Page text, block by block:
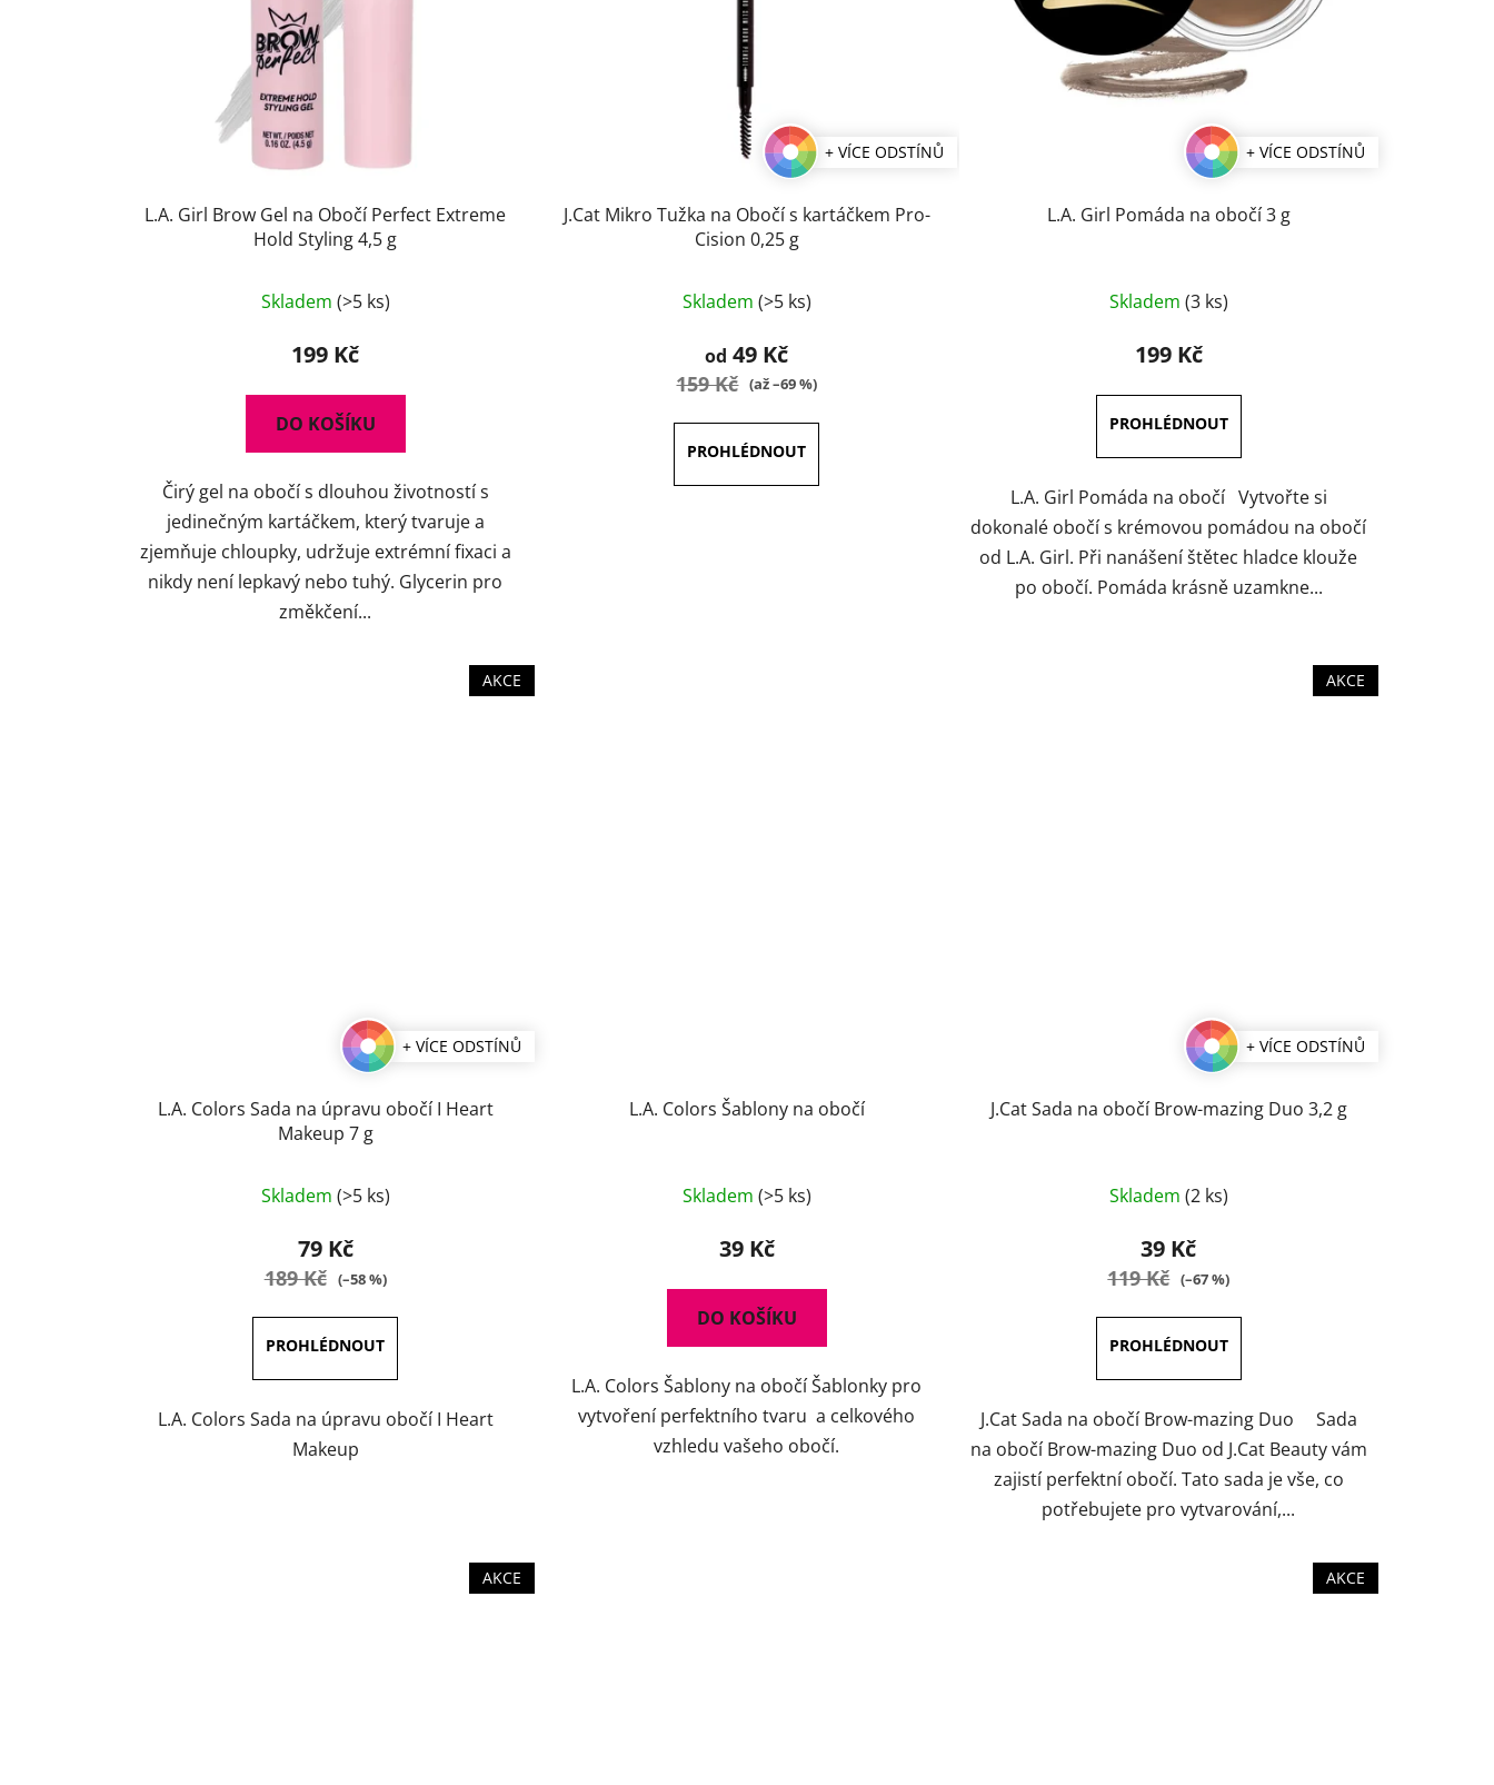
L.A. Girl Brow Gel na Obočí Perfect Extreme
Hold Styling 4,5 g
hodnocení
produktu
4,5
z
hvězdiček.
Skladem (>5 ks)
199 Kč
DO KOŠÍKU
Čirý gel na obočí s dlouhou životností s
jedinečným kartáčkem, který tvaruje a
zjemňuje chloupky, udržuje extrémní fixaci a
nikdy není lepkavý nebo tuhý. Glycerin pro
změkčení...
+ VÍCE ODSTÍNŮ
J.Cat Mikro Tužka na Obočí s kartáčkem Pro-
Cision 0,25 g
hodnocení
produktu
5
hvězdiček.
Skladem (>5 ks)
od 49 Kč
159 Kč (až –69 %)
+ VÍCE ODSTÍNŮ
L.A. Girl Pomáda na obočí 3 g
hodnocení
produktu
5,0
z
5
hvězdiček.
Skladem (3 ks)
199 Kč
L.A. Girl Pomáda na obočí Vytvořte si
dokonalé obočí s krémovou pomádou na obočí
od L.A. Girl. Při nanášení štětec hladce klouže
po obočí. Pomáda krásně uzamkne...
AKCE
+ VÍCE ODSTÍNŮ
L.A. Colors Sada na úpravu obočí I Heart
Makeup 7 g
hodnocení
produktu
je
5
hvězdiček.
Skladem (>5 ks)
79 Kč
189 Kč (–58 %)
L.A. Colors Sada na úpravu obočí I Heart
Makeup
L.A. Colors Šablony na obočí
Skladem (>5 ks)
39 Kč
DO KOŠÍKU
L.A. Colors Šablony na obočí Šablonky pro
vytvoření perfektního tvaru a celkového
vzhledu vašeho obočí.
AKCE
+ VÍCE ODSTÍNŮ
J.Cat Sada na obočí Brow-mazing Duo 3,2 g
hodnocení
produktu
je
5
hvězdiček.
Skladem (2 ks)
39 Kč
119 Kč (–67 %)
J.Cat Sada na obočí Brow-mazing Duo Sada
na obočí Brow-mazing Duo od J.Cat Beauty vám
zajistí perfektní obočí. Tato sada je vše, co
potřebujete pro vytvarování,...
AKCE AKCE